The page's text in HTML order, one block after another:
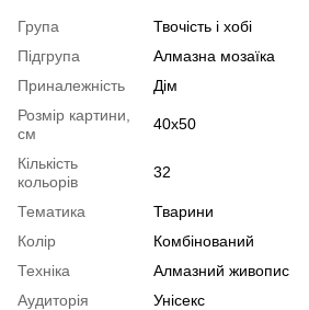
Група
Твочість і хобі
Підгрупа
Алмазна мозаїка
Приналежність
Дім
Розмір картини,
см
40x50
Кількість
кольорів
32
Тематика
Тварини
Колір
Комбінований
Техніка
Алмазний живопис
Аудиторія
Унісекс